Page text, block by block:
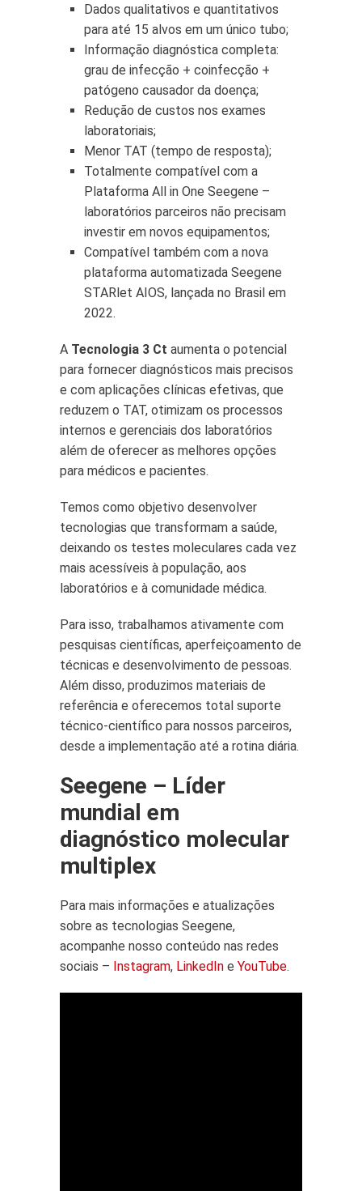
Dados qualitativos e quantitativos
para até 15 alvos em um único tubo;
Informação diagnóstica completa:
grau de infecção + coinfecção +
patógeno causador da doença;
Redução de custos nos exames
laboratoriais;
Menor TAT (tempo de resposta);
Totalmente compatível com a
Plataforma All in One Seegene –
laboratórios parceiros não precisam
investir em novos equipamentos;
Compatível também com a nova
plataforma automatizada Seegene
STARlet AIOS, lançada no Brasil em
2022.
A Tecnologia 3 Ct aumenta o potencial
para fornecer diagnósticos mais precisos
e com aplicações clínicas efetivas, que
reduzem o TAT, otimizam os processos
internos e gerenciais dos laboratórios
além de oferecer as melhores opções
para médicos e pacientes.
Temos como objetivo desenvolver
tecnologias que transformam a saúde,
deixando os testes moleculares cada vez
mais acessíveis à população, aos
laboratórios e à comunidade médica.
Para isso, trabalhamos ativamente com
pesquisas científicas, aperfeiçoamento de
técnicas e desenvolvimento de pessoas.
Além disso, produzimos materiais de
referência e oferecemos total suporte
técnico-científico para nossos parceiros,
desde a implementação até a rotina diária.
Seegene – Líder
mundial em
diagnóstico molecular
multiplex
Para mais informações e atualizações
sobre as tecnologias Seegene,
acompanhe nosso conteúdo nas redes
sociais – Instagram, LinkedIn e YouTube.